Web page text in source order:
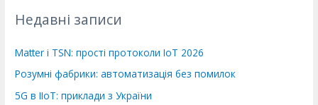
иНедавні записи
Matter і TSN: прості протоколи IoT 2026
Розумні фабрики: автоматизація без помилок
5G в IIoT: приклади з України